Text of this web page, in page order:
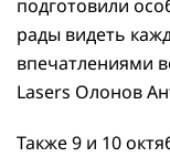
подготовили
рады видеть
впечатлениями
Lasers Олонов
Также 9 и 10